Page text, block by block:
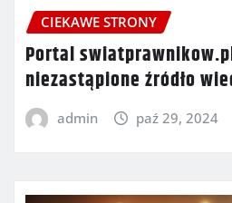
CIEKAWE STRONY
Portal
niezastąpione źródło
admin paź 29, 2024